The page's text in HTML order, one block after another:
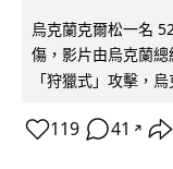
烏克蘭克爾松一名
傷，影片由烏克蘭
「狩獵式」攻擊，
119 41 ↗